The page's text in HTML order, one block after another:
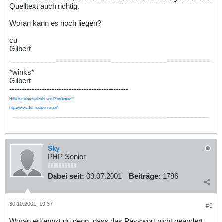
Quelltext auch richtig.
Woran kann es noch liegen?
cu
Gilbert
*winks*
Gilbert
------------------------------------------------
Hilfe für eine Vielzahl von Problemen!!!
http://www.1st-rootserver.de/
Sky
PHP Senior
Dabei seit: 09.07.2001 Beiträge: 1796
#6
30.10.2001, 19:37